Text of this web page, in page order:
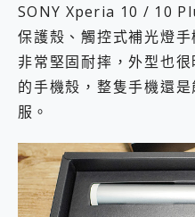
SONY Xperia 10 / 10
保護殼、觸控式補光燈
非常堅固耐摔，外型也
的手機殼，整隻手機還
服。